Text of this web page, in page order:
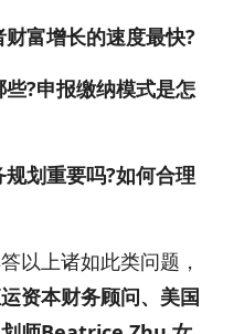
富增长的速度最快?
?申报缴纳模式是怎
划重要吗?如何合理
上诸如此类问题，
资本财务顾问、美国